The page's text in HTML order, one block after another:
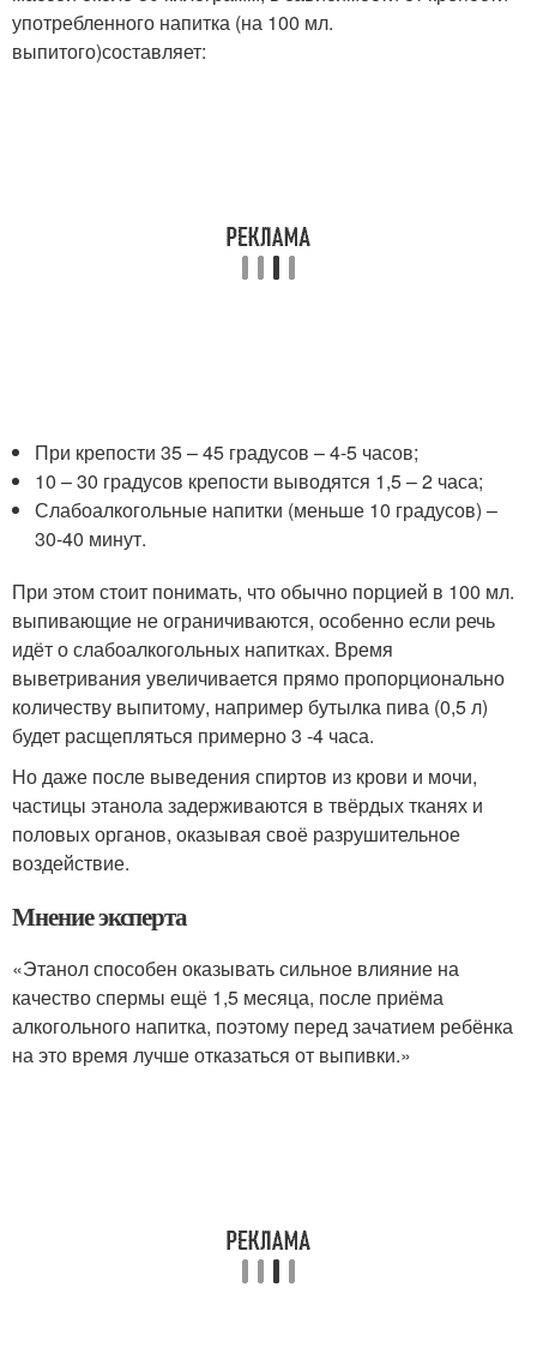
употребленного напитка (на 100 мл.
выпитого)составляет:
При крепости 35 – 45 градусов – 4-5 часов;
10 – 30 градусов крепости выводятся 1,5 – 2 часа;
Слабоалкогольные напитки (меньше 10 градусов) –
30-40 минут.
При этом стоит понимать, что обычно порцией в 100 мл.
выпивающие не ограничиваются, особенно если речь
идёт о слабоалкогольных напитках. Время
выветривания увеличивается прямо пропорционально
количеству выпитому, например бутылка пива (0,5 л)
будет расщепляться примерно 3 -4 часа.
Но даже после выведения спиртов из крови и мочи,
частицы этанола задерживаются в твёрдых тканях и
половых органов, оказывая своё разрушительное
воздействие.
Мнение эксперта
«Этанол способен оказывать сильное влияние на
качество спермы ещё 1,5 месяца, после приёма
алкогольного напитка, поэтому перед зачатием ребёнка
на это время лучше отказаться от выпивки.»